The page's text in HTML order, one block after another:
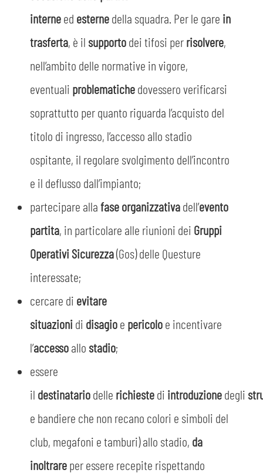
interneed esternedella squadra. Per le gare in
trasferta, è il supportodei tifosi perrisolvere,
nell’ambito delle normative in vigore,
eventuali problematichedovessero verificarsi
soprattutto per quanto riguarda l’acquisto del
titolo di ingresso, l’accesso allo stadio
ospitante, il regolare svolgimento dell’incontro
e il deflusso dall’impianto;
partecipare allafase organizzativadell’evento
partita, in particolare alle riunioni dei Gruppi
Operativi Sicurezza(Gos) delle Questure
interessate;
cercare di evitare
situazionidi disagioe pericoloe incentivare
l’accessoallo stadio;
essere
il destinatariodelle richiestedi introduzionedegli
e bandiere che non recano colori e simboli del
club, megafoni e tamburi) allo stadio, da
inoltrareper essere recepite rispettando